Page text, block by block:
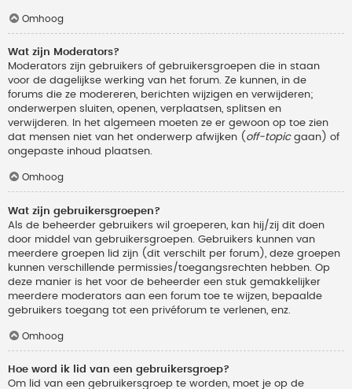
Omhoog
Wat zijn Moderators?
Moderators zijn gebruikers of gebruikersgroepen die in staan
voor de dagelijkse werking van het forum. Ze kunnen, in de
forums die ze modereren, berichten wijzigen en verwijderen;
onderwerpen sluiten, openen, verplaatsen, splitsen en
verwijderen. In het algemeen moeten ze er gewoon op toe zien
dat mensen niet van het onderwerp afwijken ( off-topicgaan) of
ongepaste inhoud plaatsen.
Omhoog
Wat zijn gebruikersgroepen?
Als de beheerder gebruikers wil groeperen, kan hij/zij dit doen
door middel van gebruikersgroepen. Gebruikers kunnen van
meerdere groepen lid zijn (dit verschilt per forum), deze groepen
kunnen verschillende permissies/toegangsrechten hebben. Op
deze manier is het voor de beheerder een stuk gemakkelijker
meerdere moderators aan een forum toe te wijzen, bepaalde
gebruikers toegang tot een privéforum te verlenen, enz.
Omhoog
Hoe word ik lid van een gebruikersgroep?
Om lid van een gebruikersgroep te worden, moet je op de